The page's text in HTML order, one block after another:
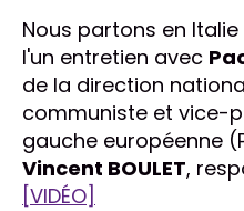
Nous partons en
l'un entretien avec
de la direction
communiste et vice-
gauche européenne
Vincent BOULET,
[VIDÉO]